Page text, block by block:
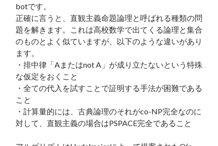
botです。
正確に言うと、直観主義命題論理と呼ばれる種類の問
題を解きます。これは高校数学で出てくる論理と集合
のものとよく似ていますが、以下のような違いがあり
ます。
・排中律「Aまたはnot A」が成り立たないという特殊
な仮定をおくこと
・全ての代入を試すことで証明する手法が困難である
こと
・計算量的には、古典論理のそれがco-NP完全なのに
対して、直観主義の場合はPSPACE完全であること